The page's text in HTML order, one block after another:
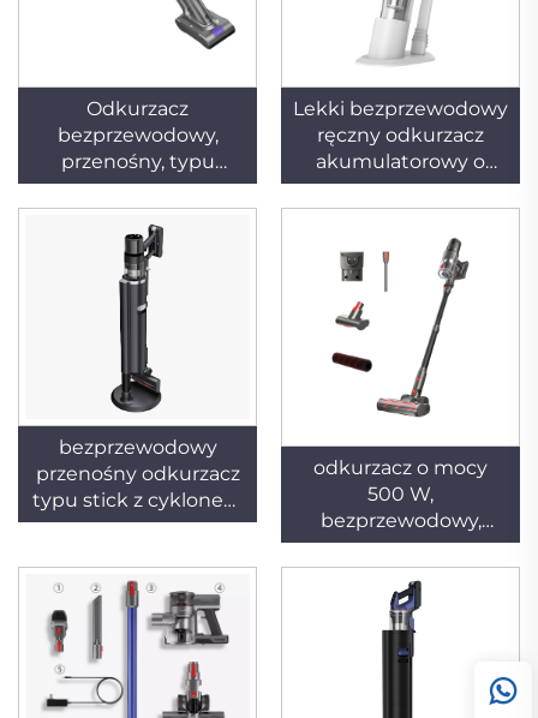
ładowalna,
bezprzewodowa,
Odkurzacz
bezprzewodowy,
przenośny, typu
pałkowy z technologią
cyklonową do użytku
domowego oraz
czyszczenia dywanów
i wykładzin w
obecności zwierząt
domowych
Lekki bezprzewodowy
ręczny odkurzacz
akumulatorowy o
napięciu 11,1 V i mocy
90 W do użytku w
samochodach
bezprzewodowy
przenośny odkurzacz
typu stick z cyklonem
do użytku
przeznaczony do
czyszczenia zwierząt
domowych i
dywanów, 450 W,
stacja zbierania pyłu
odkurzacz o mocy
500 W,
bezprzewodowy,
przenośny, typu
„kijowego”,
cyklonowy, do użytku
domowego,
przeznaczony do
czyszczenia dywanów
i zwierząt domowych